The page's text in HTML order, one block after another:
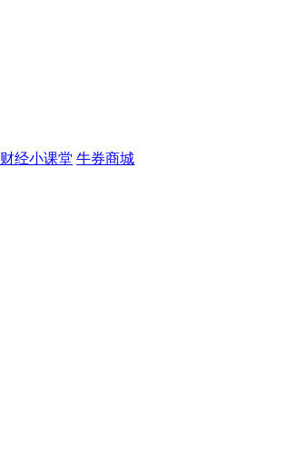
财经小课堂 牛券商城